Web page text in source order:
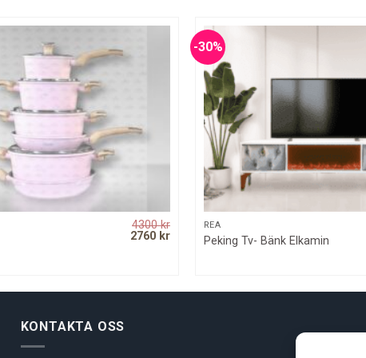
4300kr
Original
2760 krCurrent
-30%
REA
Peking Tv- Bänk Elkamin
KONTAKTA OSS